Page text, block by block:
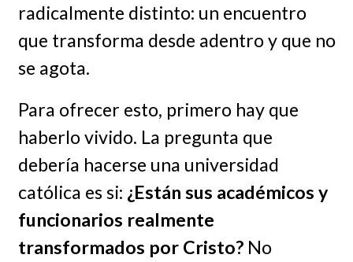
radicalmente distinto: un encuentro
que transforma desde adentro y que no
se agota.
Para ofrecer esto, primero hay que
haberlo vivido. La pregunta que
debería hacerse una universidad
católica es si: ¿Están sus académicos y
funcionarios realmente
transformados por Cristo?No